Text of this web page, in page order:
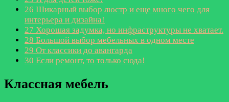
26 Шикарный выбор люстр и еще много чего для
интерьера и дизайна!
27 Хорошая задумка, но инфраструктуры не хватает.
28 Большой выбор мебельных в одном месте
29 От классики до авангарда
30 Если ремонт, то только сюда!
Классная мебель